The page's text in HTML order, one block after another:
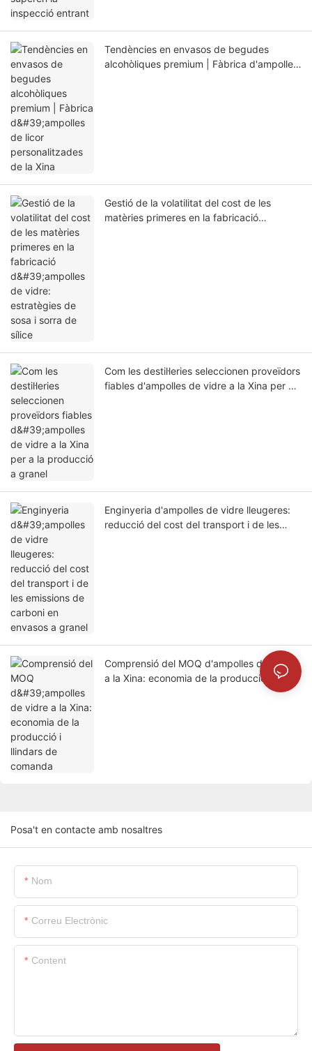
Tendències en envasos de begudes
alcohòliques premium | Fàbrica d'ampolles
Gestió de la volatilitat del cost de les
matèries primeres en la fabricació
Com les destil·leries seleccionen proveïdors
fiables d'ampolles de vidre a la Xina per a
Enginyeria d'ampolles de vidre lleugeres:
reducció del cost del transport i de les
Comprensió del MOQ d'ampolles de vidre
a la Xina: economia de la producció i
Posa't en contacte amb nosaltres
Nom
Correu Electrònic
Content